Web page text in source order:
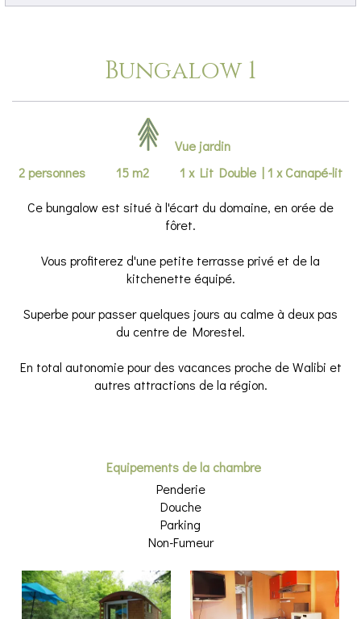
Bungalow 1
Vue jardin
2 personnes
15 m2 1 x Lit Double |1 x Canapé-lit
Ce bungalow est situé à l'écart du domaine, en orée de
fôret.
Vous profiterez d'une petite terrasse privé et de la
kitchenette équipé.
Superbe pour passer quelques jours au calme à deux pas
du centre de Morestel.
En total autonomie pour des vacances proche de Walibi et
autres attractions de la région.
Equipements de la chambre
Penderie
Douche
Parking
Non-Fumeur